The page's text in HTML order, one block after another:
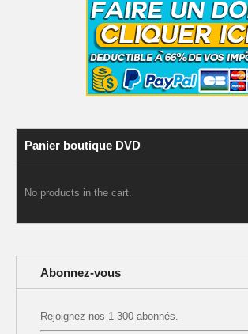
Panier boutique DVD
No products in the cart.
Abonnez-vous
Rejoignez nos 1 300 abonnés.